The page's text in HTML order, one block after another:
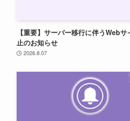
【重要】サーバー移行に伴うWeb
止のお知らせ
2026.8.07